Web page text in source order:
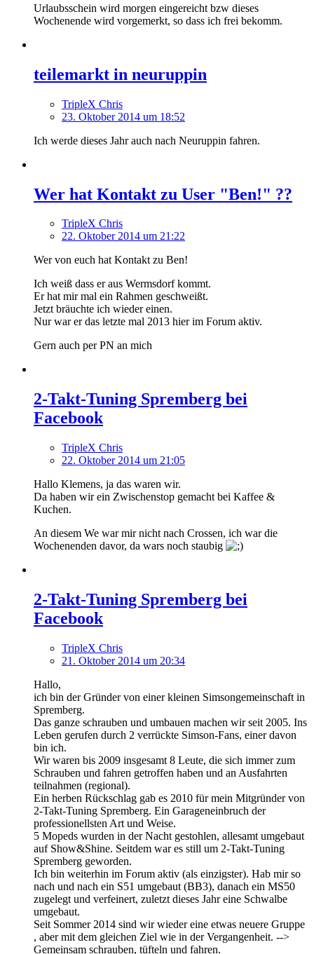
Urlaubsschein wird morgen eingereicht bzw dieses
Wochenende wird vorgemerkt, so dass ich frei bekomm.
teilemarkt in neuruppin
TripleX Chris
23. Oktober 2014 um 18:52
Ich werde dieses Jahr auch nach Neuruppin fahren.
Wer hat Kontakt zu User "Ben!" ??
TripleX Chris
22. Oktober 2014 um 21:22
Wer von euch hat Kontakt zu Ben!
Ich weiß dass er aus Wermsdorf kommt.
Er hat mir mal ein Rahmen geschweißt.
Jetzt bräuchte ich wieder einen.
Nur war er das letzte mal 2013 hier im Forum aktiv.
Gern auch per PN an mich
2-Takt-Tuning Spremberg bei
Facebook
TripleX Chris
22. Oktober 2014 um 21:05
Hallo Klemens, ja das waren wir.
Da haben wir ein Zwischenstop gemacht bei Kaffee &
Kuchen.
An diesem We war mir nicht nach Crossen, ich war die
Wochenenden davor, da wars noch staubig
2-Takt-Tuning Spremberg bei
Facebook
TripleX Chris
21. Oktober 2014 um 20:34
Hallo,
ich bin der Gründer von einer kleinen Simsongemeinschaft in
Spremberg.
Das ganze schrauben und umbauen machen wir seit 2005. Ins
Leben gerufen durch 2 verrückte Simson-Fans, einer davon
bin ich.
Wir waren bis 2009 insgesamt 8 Leute, die sich immer zum
Schrauben und fahren getroffen haben und an Ausfahrten
teilnahmen (regional).
Ein herben Rückschlag gab es 2010 für mein Mitgründer von
2-Takt-Tuning Spremberg. Ein Garageneinbruch der
professionellsten Art und Weise.
5 Mopeds wurden in der Nacht gestohlen, allesamt umgebaut
auf Show&Shine. Seitdem war es still um 2-Takt-Tuning
Spremberg geworden.
Ich bin weiterhin im Forum aktiv (als einzigster). Hab mir so
nach und nach ein S51 umgebaut (BB3), danach ein MS50
zugelegt und verfeinert, zuletzt dieses Jahr eine Schwalbe
umgebaut.
Seit Sommer 2014 sind wir wieder eine etwas neuere Gruppe
, aber mit dem gleichen Ziel wie in der Vergangenheit. -->
Gemeinsam schrauben, tüfteln und fahren.